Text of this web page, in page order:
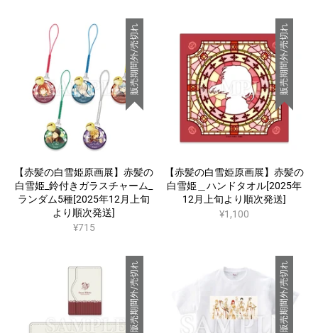
販売期間外/売切れ
【赤髪の白雪姫原画展】赤髪の
白雪姫_鈴付きガラスチャーム_
ランダム5種[2025年12月上旬
より順次発送]
¥715
販売期間外/売切れ
【赤髪の白雪姫原画展】赤髪の
白雪姫＿ハンドタオル[2025年
12月上旬より順次発送]
¥1,100
販売期間外/売切れ 販売期間外/売切れ